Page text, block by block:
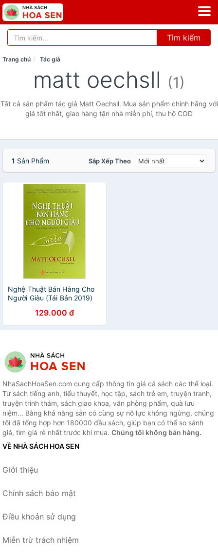
Tìm kiếm
Trang chủ Tác giả
matt oechsll (1)
Tất cả sản phẩm tác giả Matt Oechsll. Mua sản phẩm chính hãng với
giá tốt nhất, giao hàng tận nhà miễn phí, thu hộ COD
1 Sản Phẩm Sắp Xếp Theo
Nghệ Thuật Bán Hàng Cho
Người Giàu (Tái Bản 2019)
129.000 đ
NhaSachHoaSen.com cung cấp thông tin giá cả sách các thể loại.
Từ sách tiếng anh, tiểu thuyết, học tập, sách trẻ em, truyện tranh,
truyện trinh thám, sách giao khoa, văn phòng phẩm, quà lưu
niệm... Bằng khả năng sẵn có cùng sự nỗ lực không ngừng, chúng
tôi đã tổng hợp hơn 180000 đầu sách, giúp bạn có thể so sánh
giá, tìm giá rẻ nhất trước khi mua. Chúng tôi không bán hàng.
VỀ NHÀ SÁCH HOA SEN
Giới thiệu
Chính sách bảo mật
Điều khoản sử dụng
Miễn trừ trách nhiệm